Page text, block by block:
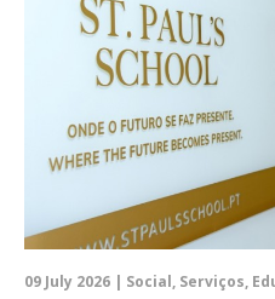
09 July 2026 | Social, Serviços,